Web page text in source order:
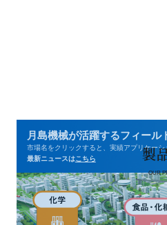
月島機械が活躍するフィール
市場名をクリックすると、実績アプリケー
最新ニュースはこちら 製
OUR
分野
から探す